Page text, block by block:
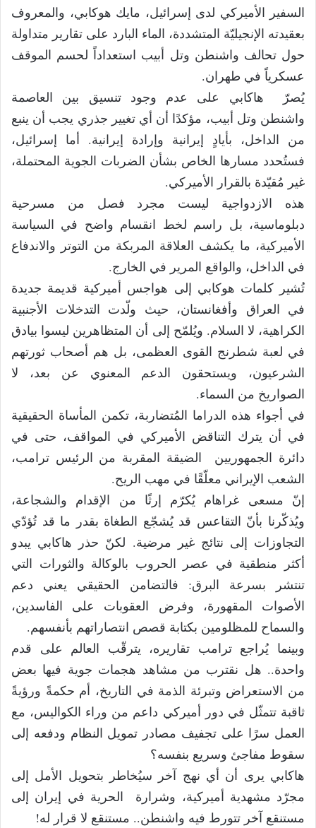
السفير الأميركي لدى إسرائيل، مايك هوكابي، والمعروف
بعقيدته الإنجيليّة المتشددة، الماء البارد على تقارير متداولة
حول تحالف واشنطن وتل أبيب استعداداً لحسم الموقف
عسكرياً في طهران.
يُصرّ هاكابي على عدم وجود تنسيق ‏بين العاصمة
واشنطن وتل أبيب، مؤكدًا أن أي تغيير جذري يجب أن ينبع
من الداخل، بأيادٍ إيرانية وإرادة إيرانية. أما إسرائيل،
فستُحدد مسارها الخاص بشأن الضربات الجوية المحتملة،
غير مُقيّدة بالقرار الأميركي.
هذه الازدواجية ليست مجرد فصل من مسرحية
دبلوماسية، بل راسم لخط انقسام واضح في السياسة
الأميركية، ما يكشف العلاقة المربكة من التوتر والاندفاع
في الداخل، والواقع المرير في الخارج.
تُشير كلمات هوكابي إلى هواجس أميركية قديمة جديدة
في العراق وأفغانستان، حيث ولّدت التدخلات الأجنبية
الكراهية، لا السلام. ويُلمّح إلى أن المتظاهرين ليسوا بيادق
في لعبة شطرنج القوى العظمى، بل هم أصحاب ثورتهم
الشرعيون، ويستحقون الدعم المعنوي عن بعد، لا
الصواريخ من السماء.
في أجواء هذه الدراما المُتضاربة، تكمن المأساة الحقيقية
في أن يترك التناقض الأميركي في المواقف، حتى في
دائرة الجمهوريين الضيقة المقربة من الرئيس ترامب،
الشعب الإيراني معلّقًا في مهب الريح.
إنّ مسعى غراهام يُكرّم إرثًا من الإقدام والشجاعة،
ويُذكّرنا بأنّ التقاعس قد يُشجّع الطغاة بقدر ما قد تُؤدّي
التجاوزات إلى نتائج غير مرضية. لكنّ حذر هاكابي يبدو
أكثر منطقية في عصر الحروب بالوكالة والثورات التي
تنتشر بسرعة البرق: فالتضامن الحقيقي يعني دعم
الأصوات المقهورة، وفرض العقوبات على الفاسدين،
والسماح للمظلومين بكتابة قصص انتصاراتهم بأنفسهم.
وبينما يُراجع ترامب تقاريره، يترقّب العالم على قدم
واحدة.. هل نقترب من مشاهد هجمات جوية فيها بعض
من الاستعراض وتبرئة الذمة في التاريخ، أم حكمةً ورؤيةً
ثاقبة تتمثّل في دور أميركي داعم من وراء الكواليس، مع
العمل سرًا على تجفيف مصادر تمويل النظام ودفعه إلى
سقوط مفاجئ وسريع بنفسه؟
هاكابي يرى أن أي نهج آخر سيُخاطر بتحويل الأمل إلى
مجرّد مشهدية أميركية، وشرارة الحرية في إيران إلى
مستنقع آخر تتورط فيه واشنطن.. مستنقع لا قرار له!